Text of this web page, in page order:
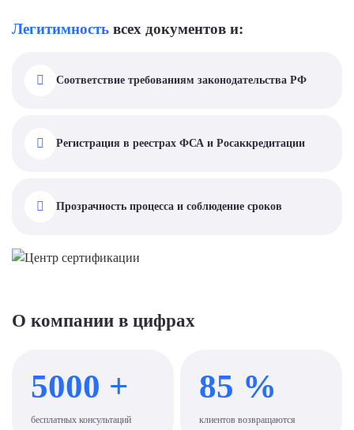
Легитимность всех документов и:
Соответствие требованиям законодательства РФ
Регистрация в реестрах ФСА и Росаккредитации
Прозрачность процесса и соблюдение сроков
О компании в цифрах
5000 +
бесплатных консультаций
85 %
клиентов возвращаются